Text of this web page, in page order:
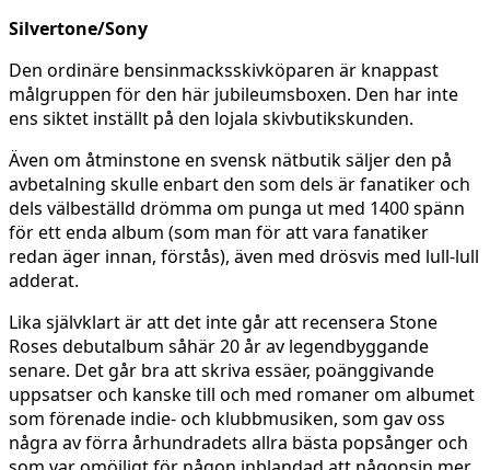
Silvertone/Sony
Den ordinäre bensinmacksskivköparen är knappast
målgruppen för den här jubileumsboxen. Den har inte
ens siktet inställt på den lojala skivbutikskunden.
Även om åtminstone en svensk nätbutik säljer den på
avbetalning skulle enbart den som dels är fanatiker och
dels välbeställd drömma om punga ut med 1400 spänn
för ett enda album (som man för att vara fanatiker
redan äger innan, förstås), även med drösvis med lull-lull
adderat.
Lika självklart är att det inte går att recensera Stone
Roses debutalbum såhär 20 år av legendbyggande
senare. Det går bra att skriva essäer, poänggivande
uppsatser och kanske till och med romaner om albumet
som förenade indie- och klubbmusiken, som gav oss
några av förra århundradets allra bästa popsånger och